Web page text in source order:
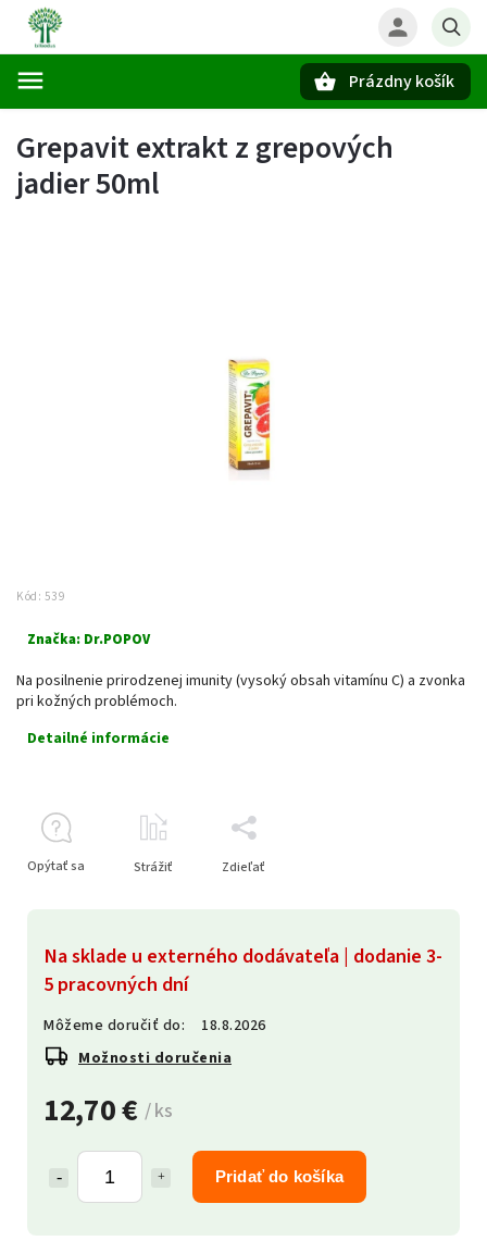
Prázdny košík
Grepavit extrakt z grepových
jadier 50ml
Kód: 539
Značka: Dr.POPOV
12,70 € / ks
Pridať do košíka
Na sklade u externého dodávateľa | dodanie 3-
5 pracovných dní
Môžeme doručiť do:
18.8.2026
Možnosti doručenia
Na posilnenie prirodzenej imunity (vysoký obsah vitamínu C) a zvonka
pri kožných problémoch.
Detailné informácie
Opýtať sa Strážiť Zdieľať